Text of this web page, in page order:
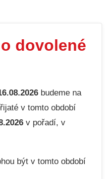
dovolené
budeme na
v tomto období
v pořadí, v
být v tomto období